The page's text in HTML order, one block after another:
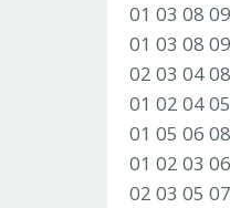
01 03 08
01 03 08
02 03 04
01 02 04
01 05 06
01 02 03
02 03 05